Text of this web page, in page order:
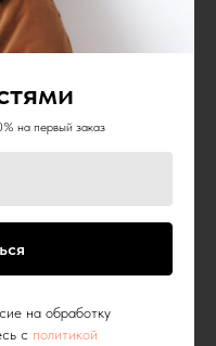
на первый заказ
на обработку
c политикой